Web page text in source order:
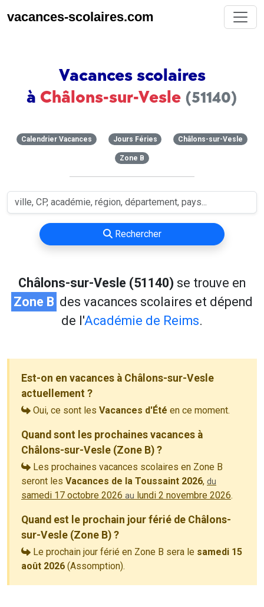
vacances-scolaires.com
Vacances scolaires
à Châlons-sur-Vesle (51140)
Calendrier Vacances Jours Féries Châlons-sur-Vesle
Zone B
Rechercher
Châlons-sur-Vesle (51140) se trouve en
Zone B des vacances scolaires et dépend
de l'Académie de Reims.
Est-on en vacances à Châlons-sur-Vesle
actuellement ?
Oui, ce sont les Vacances d'Été en ce moment.
Quand sont les prochaines vacances à
Châlons-sur-Vesle (Zone B) ?
Les prochaines vacances scolaires en Zone B
seront les Vacances de la Toussaint 2026, du
samedi 17 octobre 2026 au lundi 2 novembre 2026.
Quand est le prochain jour férié de Châlons-
sur-Vesle (Zone B) ?
Le prochain jour férié en Zone B sera le samedi 15
août 2026 (Assomption).